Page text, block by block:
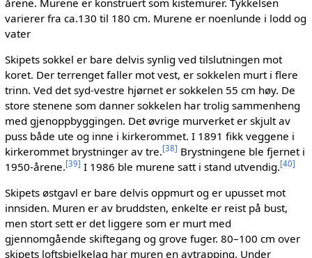
varierer fra ca.130 til 180 cm. Murene er noenlunde i lodd og
vater
Skipets sokkel er bare delvis synlig ved tilslutningen mot
koret. Der terrenget faller mot vest, er sokkelen murt i flere
trinn. Ved det syd-vestre hjørnet er sokkelen 55 cm høy. De
store stenene som danner sokkelen har trolig sammenheng
med gjenoppbyggingen. Det øvrige murverket er skjult av
puss både ute og inne i kirkerommet. I 1891 fikk veggene i
kirkerommet brystninger av tre.[38] Brystningene ble fjernet i
1950-årene.[39] I 1986 ble murene satt i stand utvendig.[40]
Skipets østgavl er bare delvis oppmurt og er upusset mot
innsiden. Muren er av bruddsten, enkelte er reist på bust,
men stort sett er det liggere som er murt med
gjennomgående skiftegang og grove fuger. 80–100 cm over
skipets loftsbjelkelag har muren en avtrapping. Under